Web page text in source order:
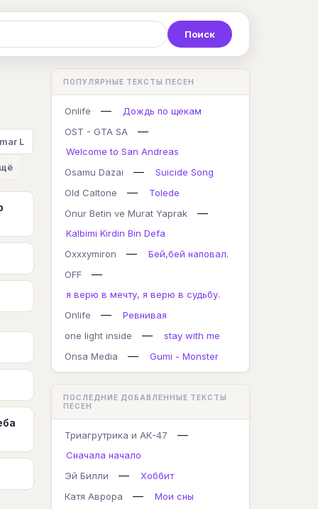
С Т У Ф Х Ц
L M N O P Q
L
ПОПУЛЯРНЫЕ ТЕКСТЫ ПЕСЕН
Onlife —
Дождь по щекам
OST - GTA SA
—
Welcome to San Andreas
Osamu Dazai
—
Suicide Song
Old Caltone
—
Tolede
Onur Betin ve Murat Yaprak
—
Kalbimi Kirdin Bin Defa
Oxxxymiron
—
Бей,бей наповал.
OFF
—
я верю в мечту, я верю в судьбу.
Onlife
—
Ревнивая
one light inside
—
stay with me
Onsa Media
— Gumi - Monster
ПОСЛЕДНИЕ ДОБАВЛЕННЫЕ ТЕКСТЫ
ПЕСЕН
Триагрутрика и АК-47 —
Сначала начало
Эй Билли
—
Хоббит
Катя Аврора
—
Мои сны